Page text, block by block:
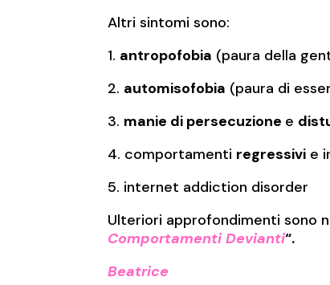
Altri sintomi sono:
1. antropofobia (paura della
2. automisofobia (paura di
3. manie di persecuzione e
4. comportamenti regressivi e
5. internet addiction disorder
Ulteriori approfondimenti sono
Comportamenti Devianti“.
Beatrice